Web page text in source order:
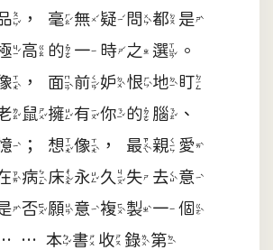
，毫無疑問都是
高的一時之選。
面前妒恨地盯
鼠擁有你的腦、
；想像，最親愛
病床永久失去意
否願意複製一個
本書收錄第